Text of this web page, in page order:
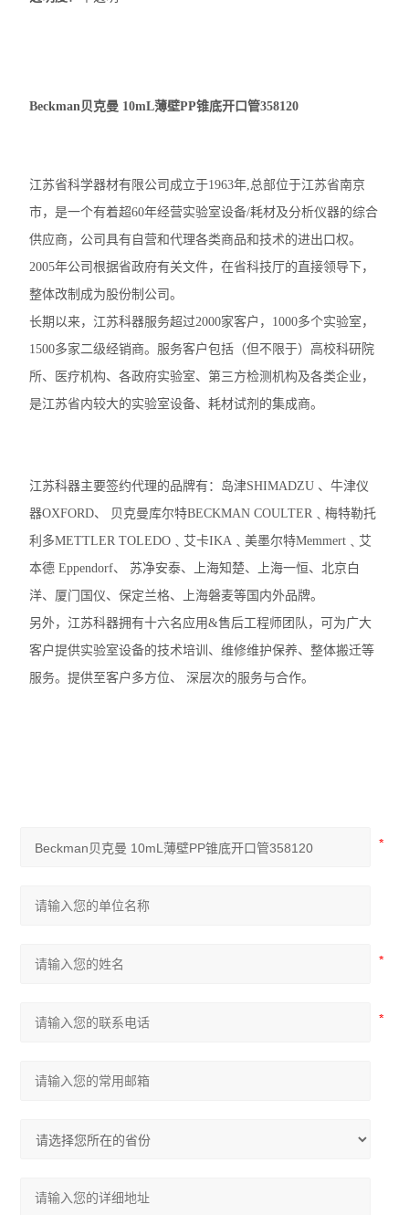
Beckman贝克曼 10mL薄壁PP锥底开口管358120
江苏省科学器材有限公司成立于1963年,总部位于江苏省南京
市，是一个有着超60年经营实验室设备/耗材及分析仪器的综合
供应商，公司具有自营和代理各类商品和技术的进出口权。
2005年公司根据省政府有关文件，在省科技厅的直接领导下，
整体改制成为股份制公司。
长期以来，江苏科器服务超过2000家客户，1000多个实验室，
1500多家二级经销商。服务客户包括（但不限于）高校科研院
所、医疗机构、各政府实验室、第三方检测机构及各类企业，
是江苏省内较大的实验室设备、耗材试剂的集成商。
江苏科器主要签约代理的品牌有：岛津SHIMADZU 、牛津仪
器OXFORD、 贝克曼库尔特BECKMAN COULTER﹑梅特勒托
利多METTLER TOLEDO﹑艾卡IKA﹑美墨尔特Memmert﹑艾
本德 Eppendorf、 苏净安泰、上海知楚、上海一恒、北京白
洋、厦门国仪、保定兰格、上海磐麦等国内外品牌。
另外，江苏科器拥有十六名应用&售后工程师团队，可为广大
客户提供实验室设备的技术培训、维修维护保养、整体搬迁等
服务。提供至客户多方位、 深层次的服务与合作。